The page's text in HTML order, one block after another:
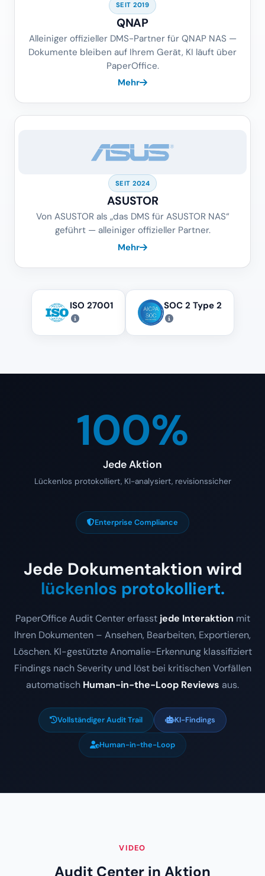
SEIT 2019
QNAP
Alleiniger offizieller DMS-Partner für QNAP NAS —
Dokumente bleiben auf Ihrem Gerät, KI läuft über
PaperOffice.
Mehr
SEIT 2024
ASUSTOR
Von ASUSTOR als „das DMS für ASUSTOR NAS“
geführt — alleiniger offizieller Partner.
Mehr
ISO 27001 SOC 2 Type 2
100%
Jede Aktion
Lückenlos protokolliert, KI-analysiert, revisionssicher
Enterprise Compliance
Jede Dokumentaktion wird
lückenlos protokolliert.
PaperOffice Audit Center erfasst jede Interaktion mit
Ihren Dokumenten – Ansehen, Bearbeiten, Exportieren,
Löschen. KI-gestützte Anomalie-Erkennung klassifiziert
Findings nach Severity und löst bei kritischen Vorfällen
automatisch Human-in-the-Loop Reviews aus.
Vollständiger Audit Trail KI-Findings
Human-in-the-Loop
VIDEO
Audit Center in Aktion